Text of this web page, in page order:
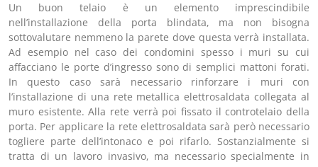
Un buon telaio è un elemento imprescindibile
nell’installazione della porta blindata, ma non bisogna
sottovalutare nemmeno la parete dove questa verrà installata.
Ad esempio nel caso dei condomini spesso i muri su cui
affacciano le porte d’ingresso sono di semplici mattoni forati.
In questo caso sarà necessario rinforzare i muri con
l’installazione di una rete metallica elettrosaldata collegata al
muro esistente. Alla rete verrà poi fissato il controtelaio della
porta. Per applicare la rete elettrosaldata sarà però necessario
togliere parte dell’intonaco e poi rifarlo. Sostanzialmente si
tratta di un lavoro invasivo, ma necessario specialmente in